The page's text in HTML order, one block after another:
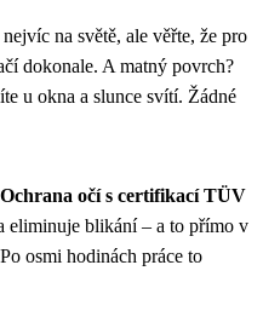
na světě, ale věřte, že pro
dokonale. A matný povrch?
u okna a slunce svítí. Žádné
Ochrana očí s certifikací TÜV
eliminuje blikání – a to přímo v
osmi hodinách práce to